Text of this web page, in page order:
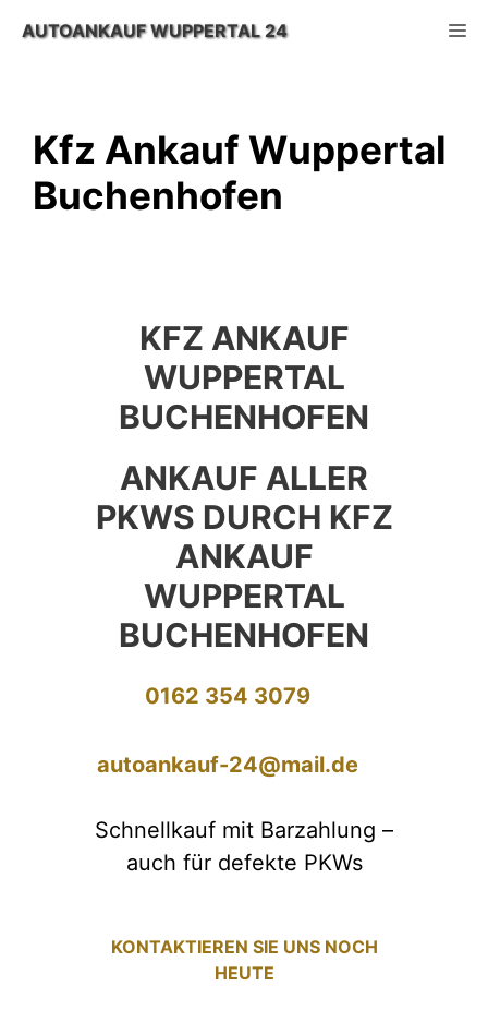
InhaltAUTOANKAUF WUPPERTAL 24
Kfz Ankauf Wuppertal
Buchenhofen
KFZ ANKAUF
WUPPERTAL
BUCHENHOFEN
ANKAUF ALLER
PKWS DURCH KFZ
ANKAUF
WUPPERTAL
BUCHENHOFEN
0162 354 3079
autoankauf-24@mail.de
Schnellkauf mit Barzahlung –
auch für defekte PKWs
KONTAKTIEREN SIE UNS NOCH
HEUTE